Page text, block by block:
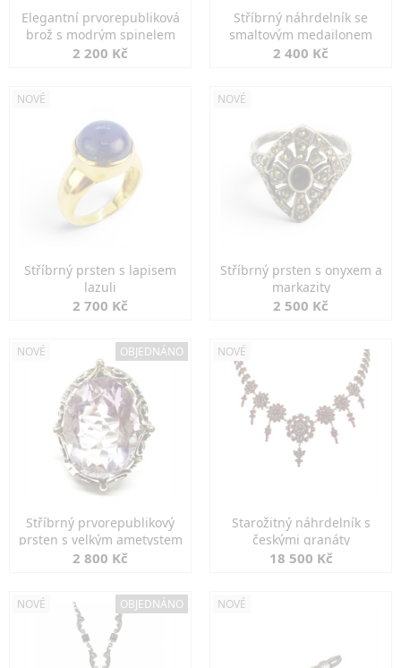
Elegantní prvorepubliková
brož s modrým spinelem
2 200 Kč
Stříbrný náhrdelník se
smaltovým medailonem
2 400 Kč
NOVÉ
Stříbrný prsten s lapisem
lazuli
2 700 Kč
NOVÉ
Stříbrný prsten s onyxem a
markazity
2 500 Kč
NOVÉ OBJEDNÁNO
Stříbrný prvorepublikový
prsten s velkým ametystem
2 800 Kč
NOVÉ
Starožitný náhrdelník s
českými granáty
18 500 Kč
NOVÉ OBJEDNÁNO NOVÉ